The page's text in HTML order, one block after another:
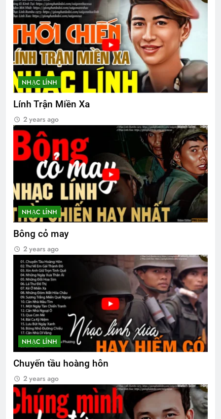
ĐỪNG NÓI YÊU TÔI (William
Shakespeare)
3 Years Ago
Bến Xuân Xanh
2 Years Ago
Tâm sự Nguyễn Đức Thạch K24
2 Years Ago
NHẠC LÍNH
Lính Trận Miền Xa
2 years ago
NHẠC LÍNH
Bông cỏ may
2 years ago
NHẠC LÍNH
Chuyến tầu hoàng hôn
2 years ago